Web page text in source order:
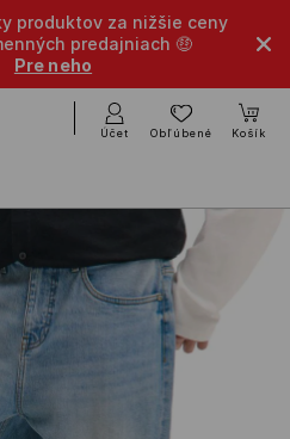
produktov za nižšie ceny
predajniach 🤑
Pre neho
Účet Obľúbené Košík